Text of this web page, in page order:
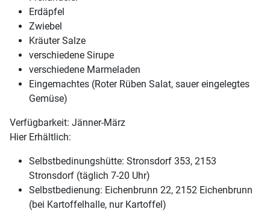
Erdäpfel
Zwiebel
Kräuter Salze
verschiedene Sirupe
verschiedene Marmeladen
Eingemachtes (Roter Rüben Salat, sauer eingelegtes
Gemüse)
Verfügbarkeit: Jänner-März
Hier Erhältlich:
Selbstbedinungshütte: Stronsdorf 353, 2153
Stronsdorf (täglich 7-20 Uhr)
Selbstbedienung: Eichenbrunn 22, 2152 Eichenbrunn
(bei Kartoffelhalle, nur Kartoffel)